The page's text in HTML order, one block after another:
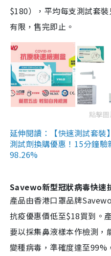
$180），平均每支測試套
有限，售完即止。
點擊
延伸閱讀：【快速測試套裝
測試劑換購優惠！15分鐘驗
98.26%
Savewo新型冠狀病毒快速
產品由香港口罩品牌
抗疫優惠價低至$18買到。
要以採集鼻液樣本作檢測
變種病毒，準確度達至99%